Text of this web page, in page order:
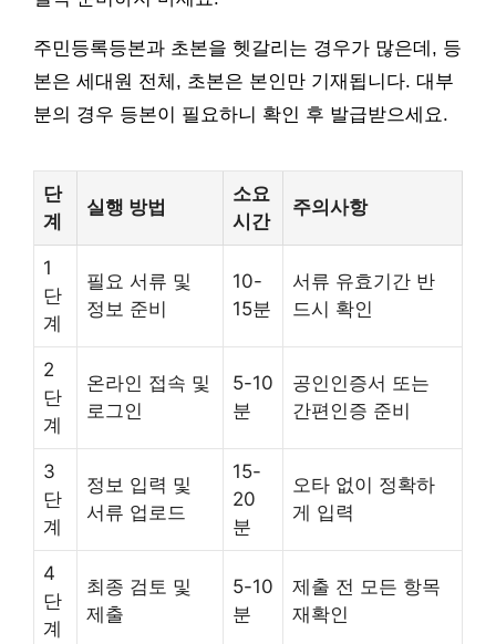
주민등록등본과 초본을 헷갈리는 경우가 많은데, 등
본은 세대원 전체, 초본은 본인만 기재됩니다. 대부
분의 경우 등본이 필요하니 확인 후 발급받으세요.
단
계
실행 방법
소요
시간
주의사항
1
단
계
필요 서류 및
정보 준비
10-
15분
서류 유효기간 반
드시 확인
2
단
계
온라인 접속 및
로그인
5-10
분
공인인증서 또는
간편인증 준비
3
단
계
정보 입력 및
서류 업로드
15-
20
분
오타 없이 정확하
게 입력
4
단
계
최종 검토 및
제출
5-10
분
제출 전 모든 항목
재확인